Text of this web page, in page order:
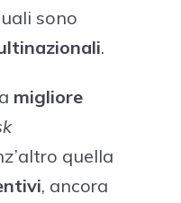
sono
.
migliore
quella
, ancora